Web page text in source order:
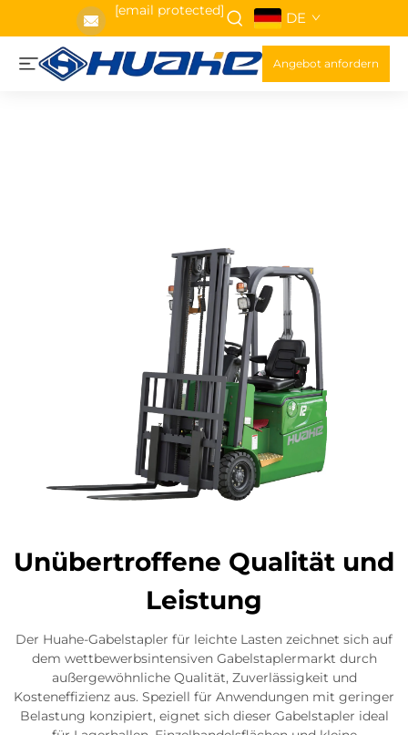
[email protected] DE
Angebot anfordern
Unübertroffene Qualität und
Leistung
Der Huahe-Gabelstapler für leichte Lasten zeichnet sich auf
dem wettbewerbsintensiven Gabelstaplermarkt durch
außergewöhnliche Qualität, Zuverlässigkeit und
Kosteneffizienz aus. Speziell für Anwendungen mit geringer
Belastung konzipiert, eignet sich dieser Gabelstapler ideal